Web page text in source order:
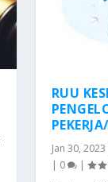
RUU
Jan 30, 2023
| 0 |